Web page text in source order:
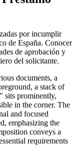
por incumplir
de España. Conocer
de aprobación y
del solicitante.